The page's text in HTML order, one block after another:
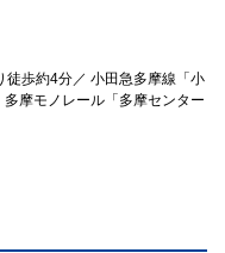
徒歩約4分／ 小田急多摩線「小
摩モノレール「多摩センター